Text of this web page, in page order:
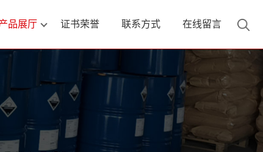
品展厅 证书荣誉 联系方式 在线留言